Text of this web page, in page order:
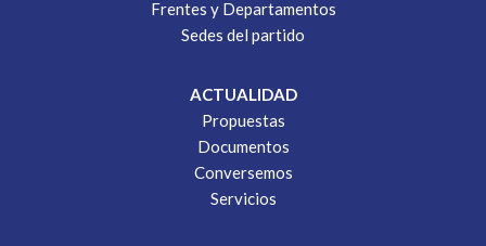
Frentes y Departamentos
Sedes del partido
ACTUALIDAD
Propuestas
Documentos
Conversemos
Servicios